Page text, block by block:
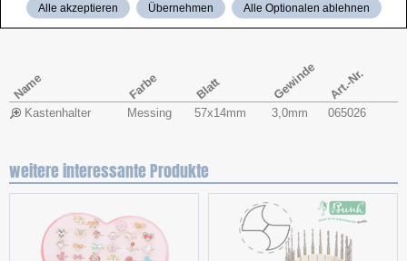
Name Farbe Blatt Gewinde Art.-Nr.
Kastenhalter Messing 57x​14mm 3,0mm 065026
weitere interessante Produkte
Alle akzeptieren Übernehmen Alle Optionalen ablehnen